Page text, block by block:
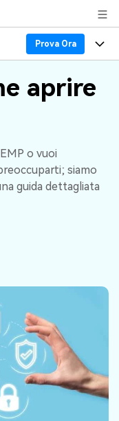
Prova Ora
aprire
o vuoi
siamo
guida dettagliata